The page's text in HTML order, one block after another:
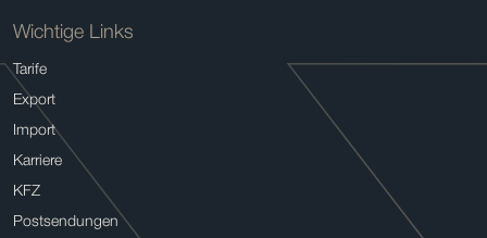
Wichtige Links
Tarife
Export
Import
Karriere
KFZ
Postsendungen